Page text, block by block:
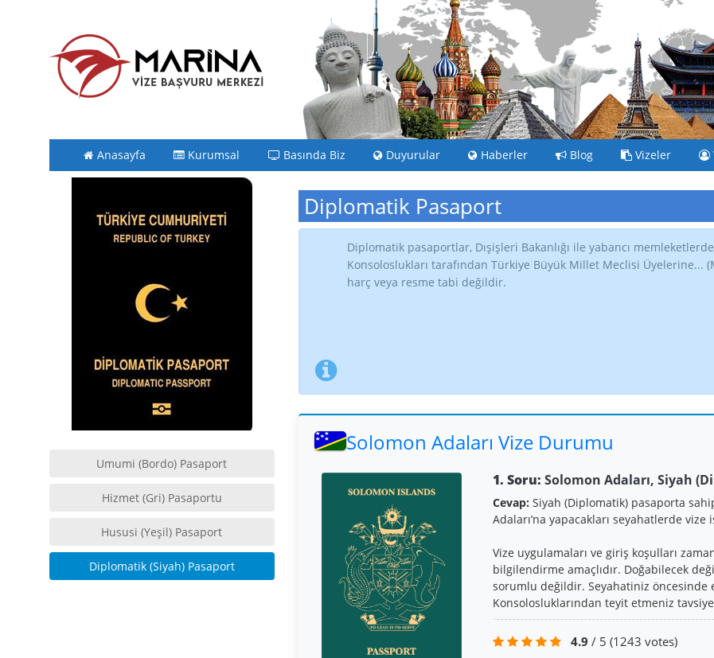
Anasayfa Kurumsal Basında Biz Duyurular Haberler Blog Vizeler
Umumi (Bordo) Pasaport
Hizmet (Gri) Pasaportu
Hususi (Yeşil) Pasaport
Diplomatik (Siyah) Pasaport
Diplomatik Pasaport
Diplomatik pasaportlar, Dışişleri Bakanlığı ile yabancı
Konsoloslukları tarafından Türkiye Büyük Millet Meclisi
harç veya resme tabi değildir.
Solomon Adaları Vize Durumu
1. Soru: Solomon Adaları, Siyah
Cevap: Siyah (Diplomatik) pasaporta
Adaları’na yapacakları seyahatlerde
Vize uygulamaları ve giriş koşulları
bilgilendirme amaçlıdır. Doğabilecek
sorumlu değildir. Seyahatiniz öncesinde
Konsolosluklarından teyit etmeniz
4.9 / 5 (1243 votes)